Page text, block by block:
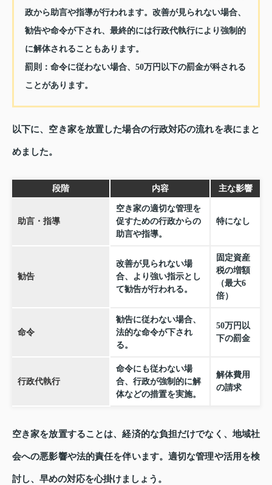
政から助言や指導が行われます。改善が見られない場合、
勧告や命令が下され、最終的には行政代執行により強制的
に解体されることもあります。
罰則： 命令に従わない場合、50万円以下の罰金が科される
ことがあります。
以下に、空き家を放置した場合の行政対応の流れを表にまと
めました。
段階 内容 主な影響
助言・指導
空き家の適切な管理を
促すための行政からの
助言や指導。
特になし
勧告
改善が見られない場
合、より強い指示とし
て勧告が行われる。
固定資産
税の増額
（最大6
倍）
命令
勧告に従わない場合、
法的な命令が下され
る。
50万円以
下の罰金
行政代執行
命令にも従わない場
合、行政が強制的に解
体などの措置を実施。
解体費用
の請求
空き家を放置することは、経済的な負担だけでなく、地域社
会への悪影響や法的責任を伴います。適切な管理や活用を検
討し、早めの対応を心掛けましょう。